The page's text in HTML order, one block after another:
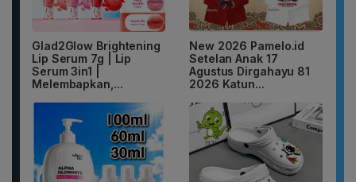
Glad2Glow Brightening
Lip Serum 7g | Lip
Serum 3in1 |
Melembapkan,...
New 2026 Pamelo.id
Setelan Anak 17
Agustus Dirgahayu 81
2026 Katun...